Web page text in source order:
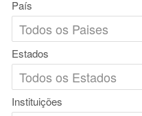
País
Estados
Instituições